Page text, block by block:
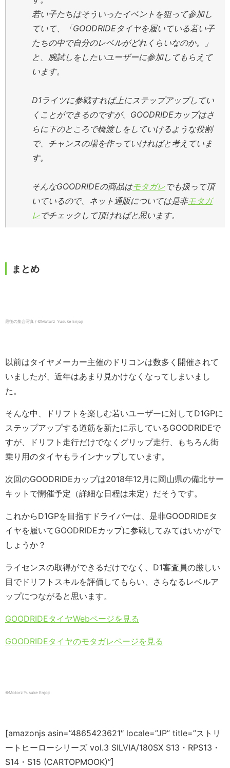
若い子たちはそういったイベントを狙って参加し
ていて、「GOODRIDEタイヤを履いている若い子
たちの中で自分のレベルがどれくらいなのか。」
と、腕試しをしたいユーザーに参加してもらえて
います。
D1ライツに参戦すれば上にステップアップしてい
くことができるのですが、GOODRIDEカップはさ
らに下のところで橋渡しをしていけるような役割
で、チャンスの場を作っていければと考えていま
す。
そんなGOODRIDEの商品はモタガレでも扱って頂
いているので、ネット通販については是非モタガ
レでチェックして頂ければと思います。
まとめ
最後の集合写真 / ©️Motorz Yusuke Enjoji
以前はタイヤメーカー主催のドリコンは数多く開催されて
いましたが、近年はあまり見かけなくなってしまいまし
た。
そんな中、ドリフトを楽しむ若いユーザーに対してD1GPに
ステップアップする道筋を新たに示しているGOODRIDEで
すが、ドリフト走行だけでなくグリップ走行、もちろん街
乗り用のタイヤもラインナップしています。
次回のGOODRIDEカップは2018年12月に岡山県の備北サー
キットで開催予定（詳細な日程は未定）だそうです。
これからD1GPを目指すドライバーは、是非GOODRIDEタ
イヤを履いてGOODRIDEカップに参戦してみてはいかがで
しょうか？
ライセンスの取得ができるだけでなく、D1審査員の厳しい
目でドリフトスキルを評価してもらい、さらなるレベルア
ップにつながると思います。
GOODRIDEタイヤWebページを見る
GOODRIDEタイヤのモタガレページを見る
©️Motorz Yusuke Enjoji
[amazonjs asin=”4865423621″ locale=”JP” title=”ストリ
ートヒーローシリーズ vol.3 SILVIA/180SX S13・RPS13・
S14・S15 (CARTOPMOOK)”]